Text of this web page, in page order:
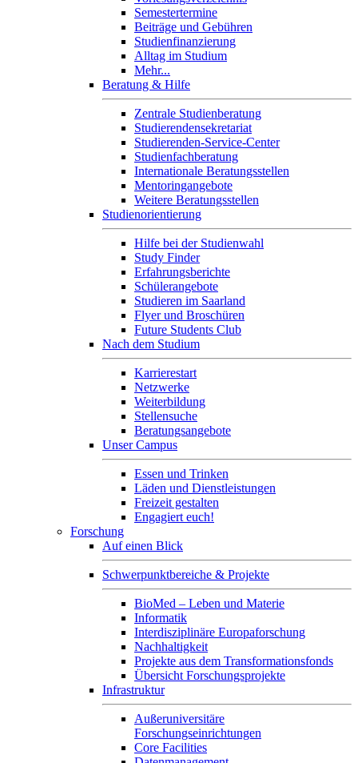
Semestertermine
Beiträge und Gebühren
Studienfinanzierung
Alltag im Studium
Mehr...
Beratung & Hilfe
Zentrale Studienberatung
Studierendensekretariat
Studierenden-Service-Center
Studienfachberatung
Internationale Beratungsstellen
Mentoringangebote
Weitere Beratungsstellen
Studienorientierung
Hilfe bei der Studienwahl
Study Finder
Erfahrungsberichte
Schülerangebote
Studieren im Saarland
Flyer und Broschüren
Future Students Club
Nach dem Studium
Karrierestart
Netzwerke
Weiterbildung
Stellensuche
Beratungsangebote
Unser Campus
Essen und Trinken
Läden und Dienstleistungen
Freizeit gestalten
Engagiert euch!
Forschung
Auf einen Blick
Schwerpunktbereiche & Projekte
BioMed – Leben und Materie
Informatik
Interdisziplinäre Europaforschung
Nachhaltigkeit
Projekte aus dem Transformationsfonds
Übersicht Forschungsprojekte
Infrastruktur
Außeruniversitäre
Forschungseinrichtungen
Core Facilities